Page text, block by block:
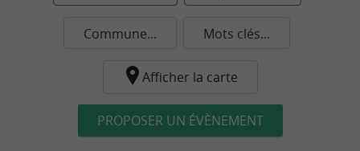
Commune... Mots clés...
Afficher la carte
PROPOSER UN ÉVÈNEMENT